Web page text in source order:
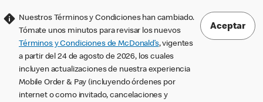
Nuestros Términos y Condiciones han cambiado.
Tómate unos minutos para revisar los nuevos
Términos y Condiciones de McDonald’s, vigentes
a partir del 24 de agosto de 2026, los cuales
incluyen actualizaciones de nuestra experiencia
Mobile Order & Pay (incluyendo órdenes por
internet o como invitado, cancelaciones y
Aceptar